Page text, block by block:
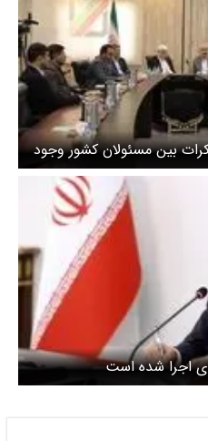
بین مسئولان کشور وجود
اجرا شده است